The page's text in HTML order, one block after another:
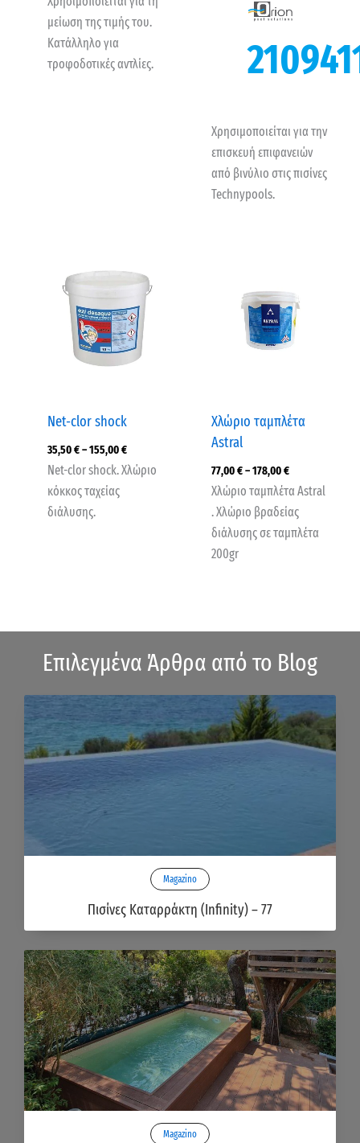
μείωση της τιμής του.
Κατάλληλο για
τροφοδοτικές αντλίες.
Χρησιμοποιείται για την
επισκευή επιφανειών
από βινύλιο στις πισίνες
Technypools.
Net-clor shock
35,50€–155,00€
range:
35,50 €
through
155,00 €
Net-clor shock. Χλώριο
κόκκος ταχείας
διάλυσης.
Χλώριο ταμπλέτα
Astral
77,00€–178,00€
through
178,00 €
Χλώριο ταμπλέτα Astral
. Χλώριο βραδείας
διάλυσης σε ταμπλέτα
200gr
Επιλεγμένα Άρθρα από το Blog
Magazino
Πισίνες Καταρράκτη (Infinity) – 77
Magazino